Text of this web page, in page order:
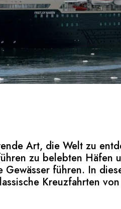
Art, die Welt zu
zu belebten Häfen
führen. In
Kreuzfahrten